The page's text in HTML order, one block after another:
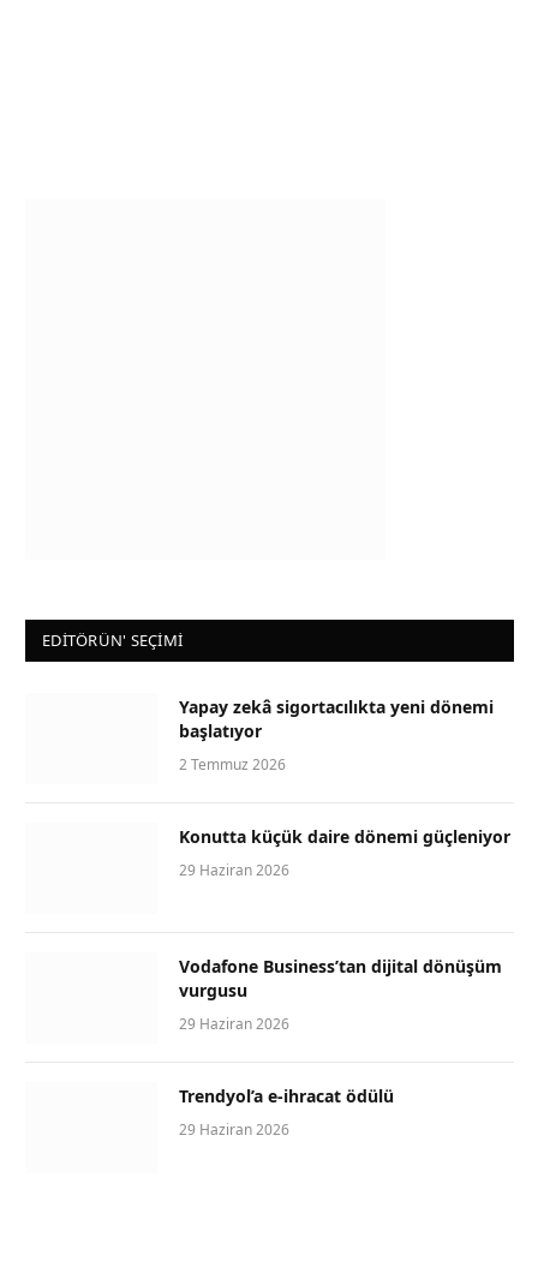
EDİTÖRÜN' SEÇİMİ
Yapay zekâ sigortacılıkta yeni dönemi
başlatıyor
2 Temmuz 2026
Konutta küçük daire dönemi güçleniyor
29 Haziran 2026
Vodafone Business’tan dijital dönüşüm
vurgusu
29 Haziran 2026
Trendyol’a e-ihracat ödülü
29 Haziran 2026